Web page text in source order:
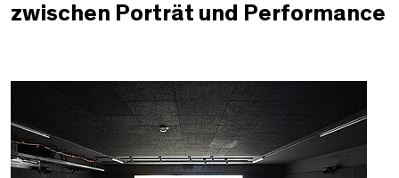
zwischen Porträt und Performance